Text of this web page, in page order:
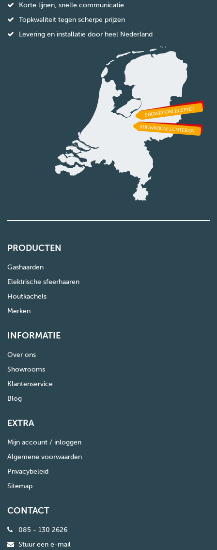
Korte lijnen, snelle communicatie
Topkwaliteit tegen scherpe prijzen
Levering en installatie door heel Nederland
PRODUCTEN
Gashaarden
Elektrische sfeerhaaren
Houtkachels
Merken
INFORMATIE
Over ons
Showrooms
Klantenservice
Blog
EXTRA
Mijn account / inloggen
Algemene voorwaarden
Privacybeleid
Sitemap
CONTACT
085 - 130 2626
Stuur een e-mail